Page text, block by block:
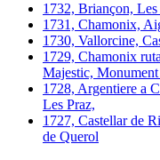
1732, Briançon,
1731, Chamonix,
1730, Vallorcine,
1729, Chamonix
Majestic,
1728, Argentiere a
Les Praz,
1727, Castellar de
de Querol